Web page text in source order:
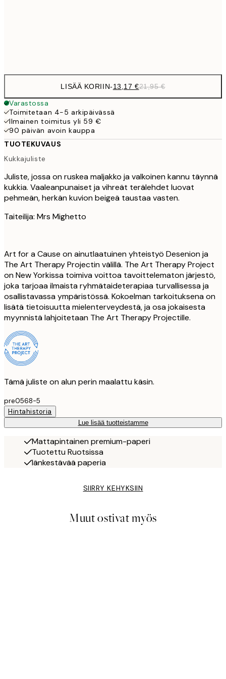
LISÄÄ KORIIN-13,17 €21,95 €
Varastossa
Toimitetaan 4-5 arkipäivässä
Ilmainen toimitus yli 59 €
90 päivän avoin kauppa
TUOTEKUVAUS
Kukkajuliste
Juliste, jossa on ruskea maljakko ja valkoinen kannu täynnä
kukkia. Vaaleanpunaiset ja vihreät terälehdet luovat
pehmeän, herkän kuvion beigeä taustaa vasten.
Taiteilija: Mrs Mighetto
Art for a Cause on ainutlaatuinen yhteistyö Desenion ja
The Art Therapy Projectin välillä. The Art Therapy Project
on New Yorkissa toimiva voittoa tavoittelematon järjestö,
joka tarjoaa ilmaista ryhmätaideterapiaa turvallisessa ja
osallistavassa ympäristössä. Kokoelman tarkoituksena on
lisätä tietoisuutta mielenterveydestä, ja osa jokaisesta
myynnistä lahjoitetaan The Art Therapy Projectille.
Tämä juliste on alun perin maalattu käsin.
pre0568-5
Hintahistoria
Lue lisää tuotteistamme
Mattapintainen premium-paperi
Tuotettu Ruotsissa
Iänkestävää paperia
SIIRRY KEHYKSIIN
Muut ostivat myös